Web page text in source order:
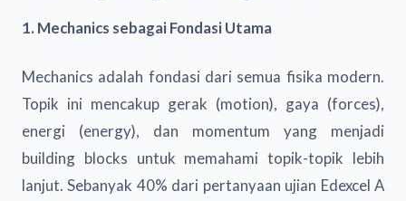
1. Mechanics sebagai Fondasi Utama
Mechanics adalah fondasi dari semua fisika modern.
Topik ini mencakup gerak (motion), gaya (forces),
energi (energy), dan momentum yang menjadi
building blocks untuk memahami topik-topik lebih
lanjut. Sebanyak 40% dari pertanyaan ujian Edexcel A